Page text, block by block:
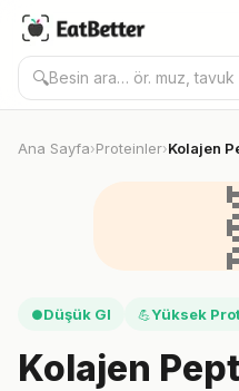
🔍
Ana Sayfa›Proteinler›Kolajen
●Düşük GI 💪Yüksek
Kolajen